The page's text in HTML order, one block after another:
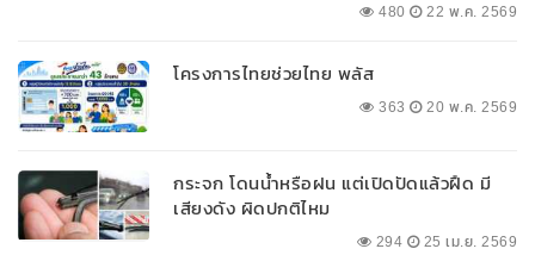
480 22 พ.ค. 2569
โครงการไทยช่วยไทย พลัส
363 20 พ.ค. 2569
กระจก โดนน้ำหรือฝน แต่เปิดปัดแล้วฝืด มี
เสียงดัง ผิดปกติไหม
294 25 เม.ย. 2569